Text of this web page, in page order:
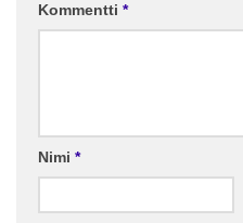
Kommentti *
Nimi *